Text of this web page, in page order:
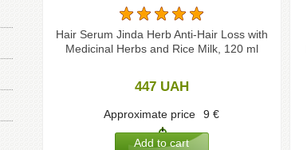
Hair Serum Jinda Herb Anti-Hair Loss with
Medicinal Herbs and Rice Milk, 120 ml
447 UAH
Approximate price 9€